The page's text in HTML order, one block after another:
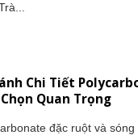
Chi Tiết
Quan Trọng
đặc ruột và